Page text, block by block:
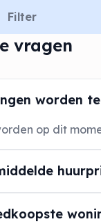
Filter
vragen
worden
op dit